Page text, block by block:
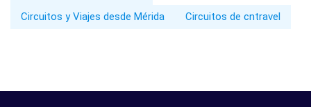
Circuitos y Viajes desde Mérida
Circuitos de cntravel